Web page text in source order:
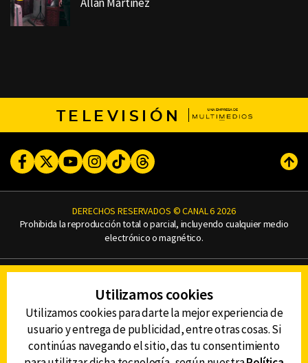
TELEVISIÓN
FacebookTwitterYoutubeInstagram
TikTokThreads
DERECHOS RESERVADOS © CANAL 6 2026
Prohibida la reproducción total o parcial, incluyendo cualquier medio
electrónico o magnético.
AVISO DE PRIVACIDAD
AVISO LEGAL
DEFENSORÍA DE LAS AUDIENCIAS
Utilizamos cookies
Utilizamos cookies para darte la mejor experiencia de
usuario y entrega de publicidad, entre otras cosas. Si
continúas navegando el sitio, das tu consentimiento